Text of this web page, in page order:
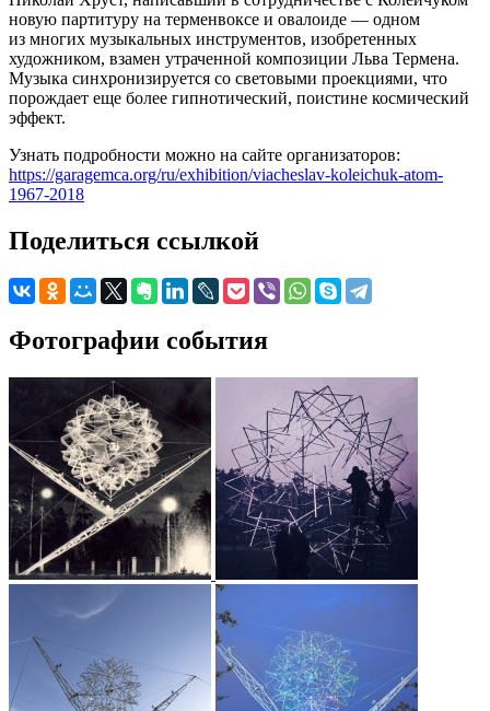
новую партитуру на терменвоксе и овалоиде — одном
из многих музыкальных инструментов, изобретенных
художником, взамен утраченной композиции Льва Термена.
Музыка синхронизируется со световыми проекциями, что
порождает еще более гипнотический, поистине космический
эффект.
Узнать подробности можно на сайте организаторов:
https://garagemca.org/ru/exhibition/viacheslav-koleichuk-atom-
1967-2018
Поделиться ссылкой
Фотографии события